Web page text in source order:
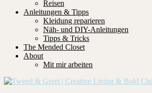
Reisen
Anleitungen & Tipps
Kleidung reparieren
Näh- und DIY-Anleitungen
Tipps & Tricks
The Mended Closet
About
Mit mir arbeiten